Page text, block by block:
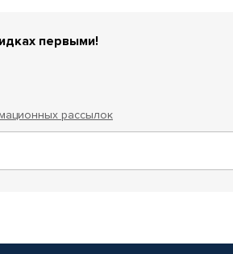
первыми!
рассылок